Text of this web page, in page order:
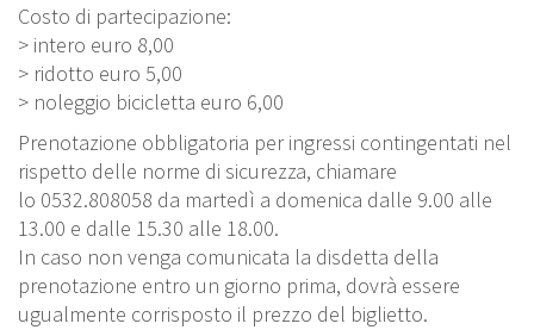
Costo di partecipazione:
> intero euro 8,00
> ridotto euro 5,00
> noleggio bicicletta euro 6,00
Prenotazione obbligatoria per ingressi contingentati nel
rispetto delle norme di sicurezza, chiamare
lo 0532.808058 da martedì a domenica dalle 9.00 alle
13.00 e dalle 15.30 alle 18.00.
In caso non venga comunicata la disdetta della
prenotazione entro un giorno prima, dovrà essere
ugualmente corrisposto il prezzo del biglietto.